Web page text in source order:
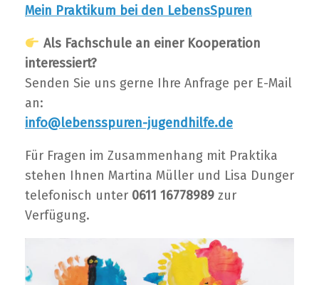
Mein Praktikum bei den LebensSpuren
Als Fachschule an einer Kooperation
interessiert?
Senden Sie uns gerne Ihre Anfrage per E-Mail
an:
info@lebensspuren-jugendhilfe.de
Für Fragen im Zusammenhang mit Praktika
stehen Ihnen Martina Müller und Lisa Dunger
telefonisch unter 0611 16778989 zur
Verfügung.